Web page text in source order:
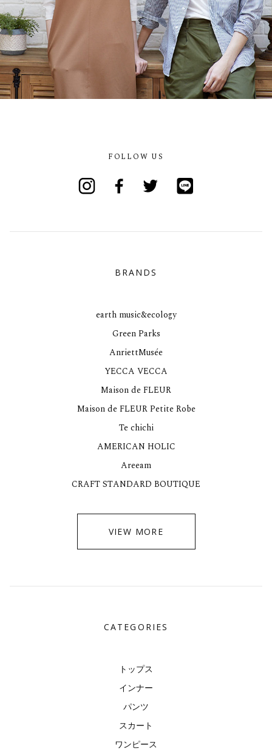
FOLLOW US
BRANDS
earth music&ecology
Green Parks
AnriettMusée
YECCA VECCA
Maison de FLEUR
Maison de FLEUR Petite Robe
Te chichi
AMERICAN HOLIC
Areeam
CRAFT STANDARD BOUTIQUE
VIEW MORE
CATEGORIES
トップス
インナー
パンツ
スカート
ワンピース